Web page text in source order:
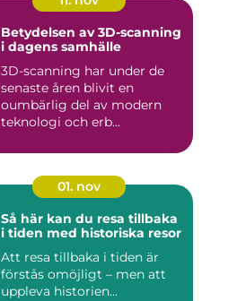
Betydelsen av 3D-scanning
i dagens samhälle
3D-scanning har under de
senaste åren blivit en
oumbärlig del av modern
teknologi och erb...
01. nov
Så här kan du resa tillbaka
i tiden med historiska resor
Att resa tillbaka i tiden är
förstås omöjligt – men att
uppleva historien...